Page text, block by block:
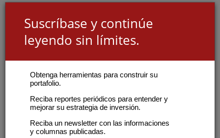
Suscríbase y continúe
leyendo sin límites.
Obtenga herramientas para construir su
portafolio.
Reciba reportes periódicos para entender y
mejorar su estrategia de inversión.
Reciba un newsletter con las informaciones
y columnas publicadas.